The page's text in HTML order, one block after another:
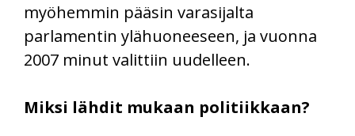
myöhemmin pääsin varasijalta
parlamentin ylähuoneeseen, ja vuonna
2007 minut valittiin uudelleen.
Miksi lähdit mukaan politiikkaan?